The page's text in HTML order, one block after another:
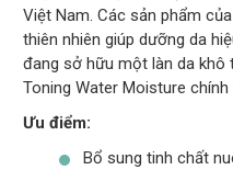
Việt Nam. Các sản phẩm
thiên nhiên giúp dưỡng da
đang sở hữu một làn da khô
Toning Water Moisture
Ưu điểm:
Bổ sung tinh chất